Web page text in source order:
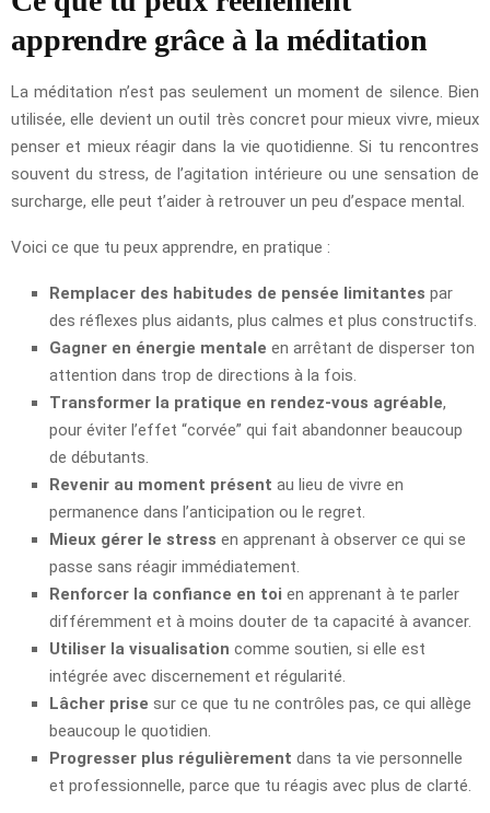
apprendre grâce à la méditation
La méditation n’est pas seulement un moment de silence. Bien
utilisée, elle devient un outil très concret pour mieux vivre, mieux
penser et mieux réagir dans la vie quotidienne. Si tu rencontres
souvent du stress, de l’agitation intérieure ou une sensation de
surcharge, elle peut t’aider à retrouver un peu d’espace mental.
Voici ce que tu peux apprendre, en pratique :
Remplacer des habitudes de pensée limitantes par
des réflexes plus aidants, plus calmes et plus constructifs.
Gagner en énergie mentale en arrêtant de disperser ton
attention dans trop de directions à la fois.
Transformer la pratique en rendez-vous agréable,
pour éviter l’effet “corvée” qui fait abandonner beaucoup
de débutants.
Revenir au moment présent au lieu de vivre en
permanence dans l’anticipation ou le regret.
Mieux gérer le stress en apprenant à observer ce qui se
passe sans réagir immédiatement.
Renforcer la confiance en toi en apprenant à te parler
différemment et à moins douter de ta capacité à avancer.
Utiliser la visualisation comme soutien, si elle est
intégrée avec discernement et régularité.
Lâcher prise sur ce que tu ne contrôles pas, ce qui allège
beaucoup le quotidien.
Progresser plus régulièrement dans ta vie personnelle
et professionnelle, parce que tu réagis avec plus de clarté.